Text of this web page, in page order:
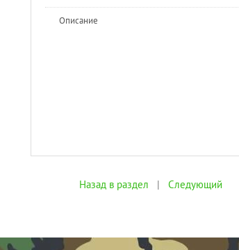
Описание
Назад в раздел | Следующий